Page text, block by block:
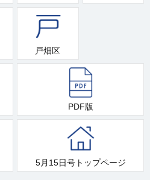
戸畑区
PDF版
5月15日号トップページ